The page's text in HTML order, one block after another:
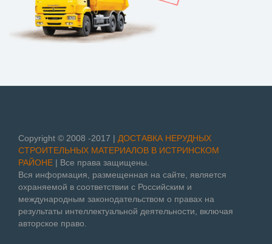
Copyright © 2008 -2017 | ДОСТАВКА НЕРУДНЫХ
СТРОИТЕЛЬНЫХ МАТЕРИАЛОВ В ИСТРИНСКОМ
РАЙОНЕ | Все права защищены.
Вся информация, размещенная на сайте, является
охраняемой в соответствии с Российским и
международным законодательством о правах на
результаты интеллектуальной деятельности, включая
авторское право.